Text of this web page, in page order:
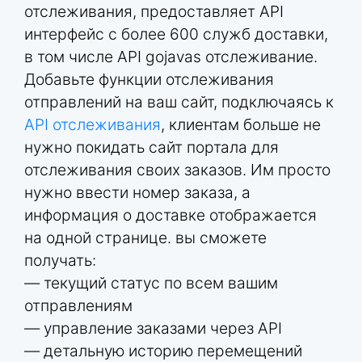
отслеживания, предоставляет API
интерфейс с более 600 служб доставки,
в том числе API gojavas отслеживание.
Добавьте функции отслеживания
отправлений на ваш сайт, подключаясь к
API отслеживания, клиентам больше не
нужно покидать сайт портала для
отслеживания своих заказов. Им просто
нужно ввести номер заказа, а
информация о доставке отображается
на одной странице. вы сможете
получать:
— текущий статус по всем вашим
отправлениям
— управление заказами через API
— детальную историю перемещений